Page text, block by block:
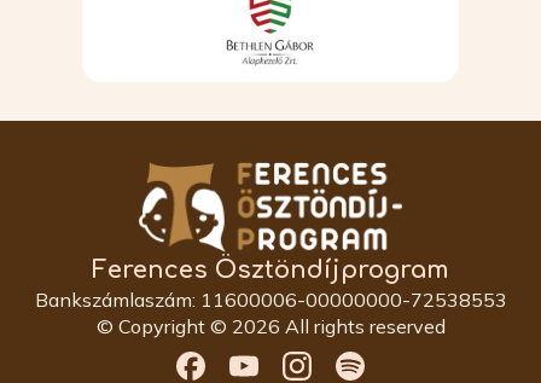
Ferences Ösztöndíjprogram
Bankszámlaszám: 11600006-00000000-72538553
© Copyright © 2026 All rights reserved